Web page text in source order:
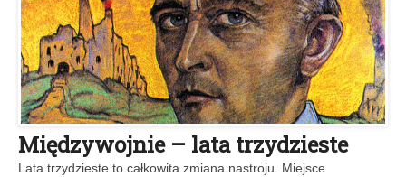
Międzywojnie – lata trzydzieste
Lata trzydzieste to całkowita zmiana nastroju. Miejsce